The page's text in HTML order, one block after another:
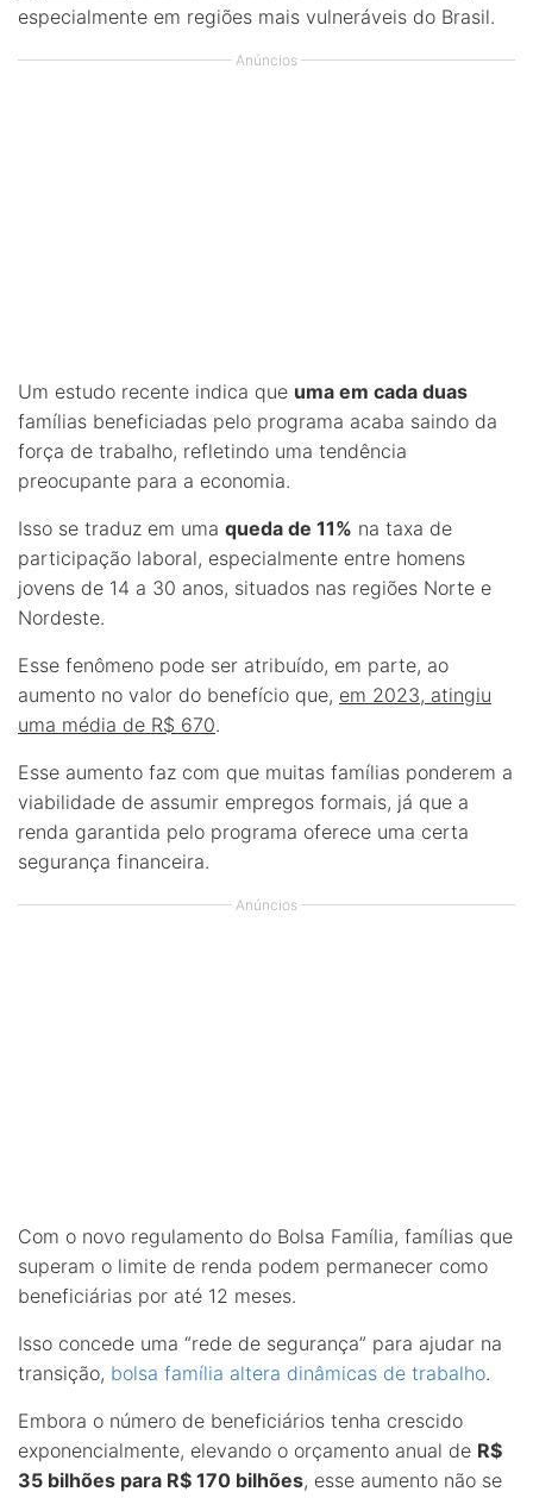
especialmente em regiões mais vulneráveis do Brasil.
Anúncios
Um estudo recente indica que uma em cada duas
famílias beneficiadas pelo programa acaba saindo da
força de trabalho, refletindo uma tendência
preocupante para a economia.
Isso se traduz em uma queda de 11% na taxa de
participação laboral, especialmente entre homens
jovens de 14 a 30 anos, situados nas regiões Norte e
Nordeste.
Esse fenômeno pode ser atribuído, em parte, ao
aumento no valor do benefício que, em 2023, atingiu
uma média de R$ 670.
Esse aumento faz com que muitas famílias ponderem a
viabilidade de assumir empregos formais, já que a
renda garantida pelo programa oferece uma certa
segurança financeira.
Anúncios
Com o novo regulamento do Bolsa Família, famílias que
superam o limite de renda podem permanecer como
beneficiárias por até 12 meses.
Isso concede uma “rede de segurança” para ajudar na
transição, bolsa família altera dinâmicas de trabalho.
Embora o número de beneficiários tenha crescido
exponencialmente, elevando o orçamento anual de R$
35 bilhões para R$ 170 bilhões, esse aumento não se